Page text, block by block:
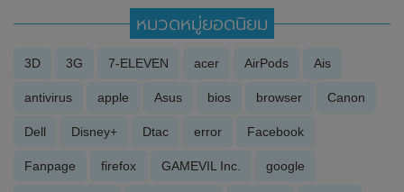
หมวดหมู่ยอดนิยม
3D 3G 7-ELEVEN acer AirPods Ais
antivirus apple Asus bios browser Canon
Dell Disney+ Dtac error Facebook
Fanpage firefox GAMEVIL Inc. google